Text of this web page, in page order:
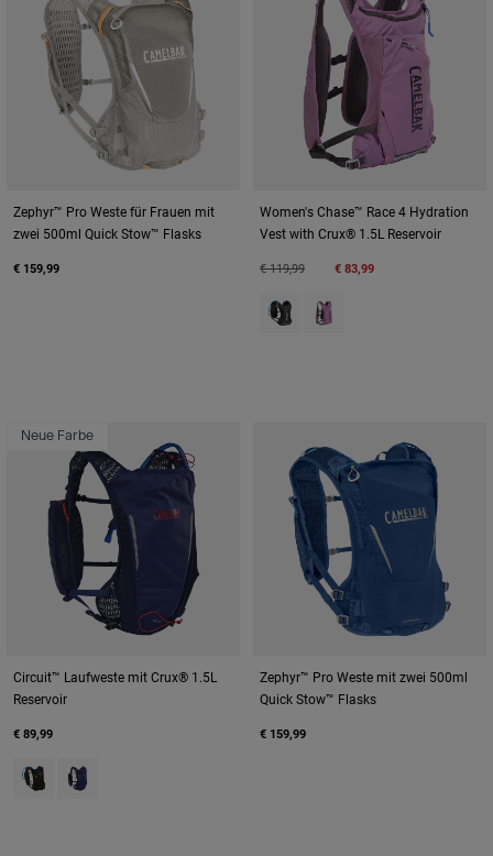
Zephyr™ Pro Weste für Frauen mit
zwei 500ml Quick Stow™ Flasks
€ 159,99
Women's Chase™ Race 4 Hydration
Vest with Crux® 1.5L Reservoir
Price reduced from
€ 119,99to € 83,99
Product swatch type of Black.
Product swatch type of
Neue Farbe
Circuit™ Laufweste mit Crux® 1.5L
Reservoir
€ 89,99
Product swatch type of Black.
Product swatch type of Deep Sea.
Zephyr™ Pro Weste mit zwei 500ml
Quick Stow™ Flasks
€ 159,99